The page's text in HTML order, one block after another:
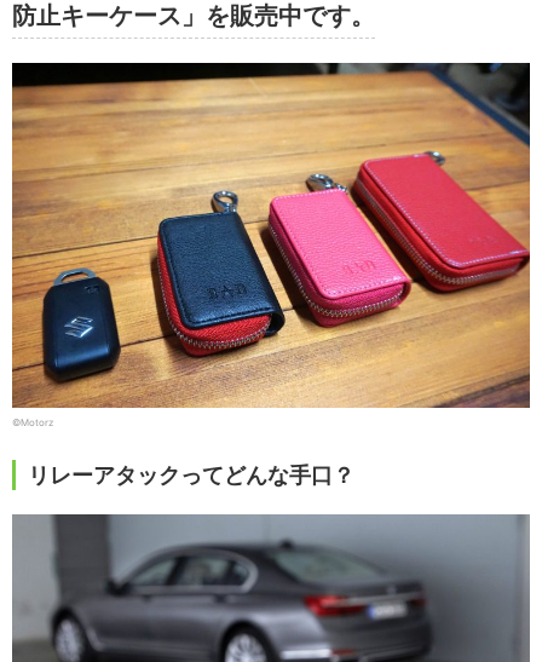
防止キーケース」を販売中です。
©Motorz
リレーアタックってどんな手口？